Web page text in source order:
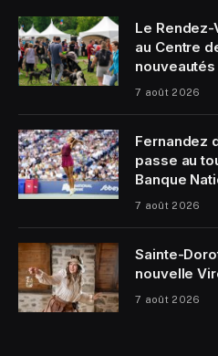
Le
au Centre
nouveautés
7 août 2026
Fernandez
passe au
Banque
7 août 2026
Sainte-
nouvelle
7 août 2026